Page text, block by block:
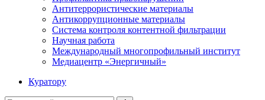
Антитеррористические материалы
Антикоррупционные материалы
Система контроля контентной фильтрации
Научная работа
Международный многопрофильный институт
Медиацентр «Энергичный»
Куратору